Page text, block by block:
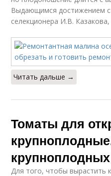
Выдающимся достижением
селекционера И.В.
Читать дальше →
Томаты для
Для того, чтобы вырастить